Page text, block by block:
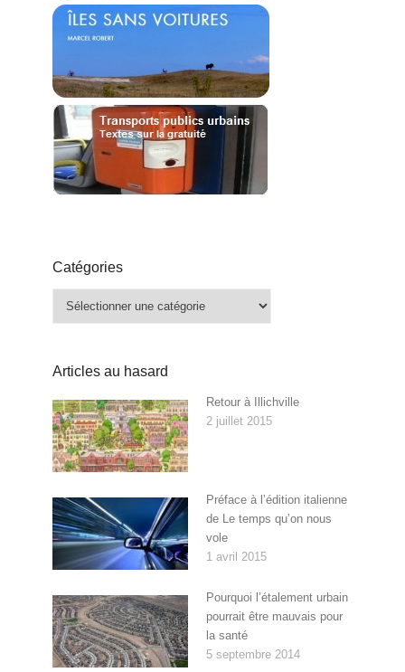
Catégories
Catégories
Articles au hasard
Retour à Illichville
2 juillet 2015
Préface à l’édition italienne
de Le temps qu’on nous
vole
1 avril 2015
Pourquoi l’étalement urbain
pourrait être mauvais pour
la santé
5 septembre 2014